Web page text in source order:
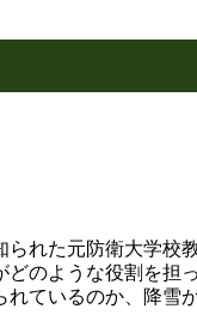
れた元防衛大学校
のような役割を担
ているのか、降雪